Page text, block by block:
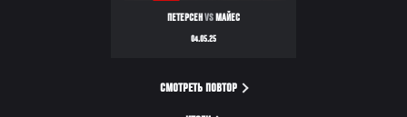
ПЕТЕРСЕН VSМАЙЕС
04.05.25
СМОТРЕТЬ ПОВТОР